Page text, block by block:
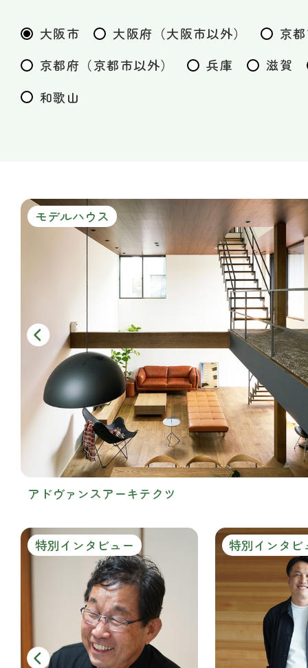
大阪市 大阪府（大阪市以外）
京
京都府（京都市以外）
兵庫
滋賀
和歌山
モデルハウス
アドヴァンスアーキテクツ
特別インタビュー 特別インタビ